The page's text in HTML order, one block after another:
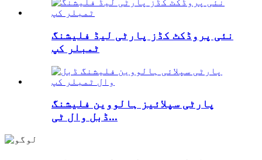
نئی پروڈکٹ کڈز پارٹی لیڈ فلیشنگ
ٹمبلر کپ
پارٹی سپلائیز ہالووین فلیشنگ
ڈبل وال ٹی...